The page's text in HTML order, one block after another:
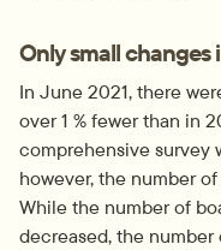
Only small
In June 2021, there
over 1 % fewer than in
comprehensive survey
however, the number
While the number of
decreased, the